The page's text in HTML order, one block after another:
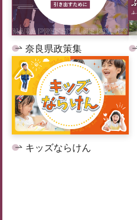
奈良県政策集
キッズならけん